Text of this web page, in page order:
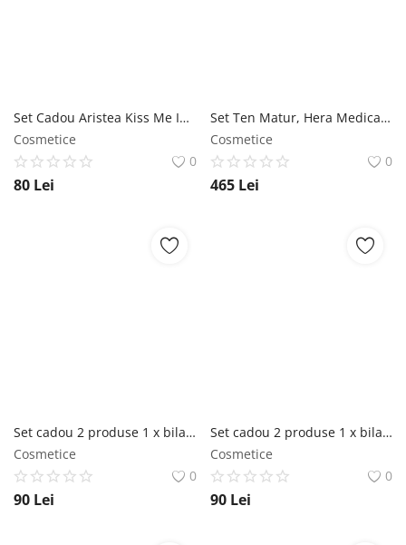
Set Cadou Aristea Kiss Me In Paris - Fragrance Collection, Camco, 1 pachet Camco
Cosmetice
0
80 Lei
Set Ten Matur, Hera Medical, Cleanser B32 100ml, Toner B32 200ml, Ser B310-AH1 30ml, Complex SPF30 50ml, Complex C-Colagen 60ml, Contur Ochi 15ml Dr. Raluca Hera
Cosmetice
0
465 Lei
Set cadou 2 produse 1 x bila de baie 160 g, 1 x sapun solid 100 g, I Pick You Punnet Bomb Cosmetics Bomb Cosmetics
Cosmetice
0
90 Lei
Set cadou 2 produse 1 x bila de baie 160 g, 1 x sapun solid 100 g, Ripe for Relaxation Punnet Bomb Cosmetics Bomb Cosmetics
Cosmetice
0
90 Lei